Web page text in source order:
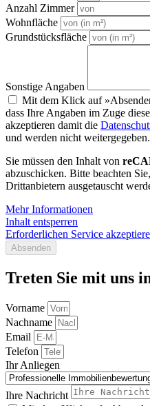
Anzahl Zimmer
Wohnfläche
Grundstücksfläche
Sonstige Angaben
Mit dem Klick auf
dass Ihre Angaben im Zuge
akzeptieren damit die
und werden nicht weitergegeben.
Sie müssen den Inhalt von
abzuschicken. Bitte beachten
Drittanbietern ausgetauscht
Mehr Informationen
Inhalt entsperren
Erforderlichen Service
Absenden
Treten Sie mit uns
Vorname
Nachname
Email
Telefon
Ihr Anliegen
Ihre Nachricht